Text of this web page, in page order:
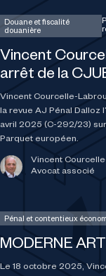
Vincent
arrêt de la
Vincent Courcelle-
la revue AJ Pénal Dalloz
avril 2025 (C-292/23)
Parquet européen.
Vincent
Avocat associé
Douane et fiscalité
douanière
MODERNE
Le 18 octobre 2025,
Pénal et contentieux